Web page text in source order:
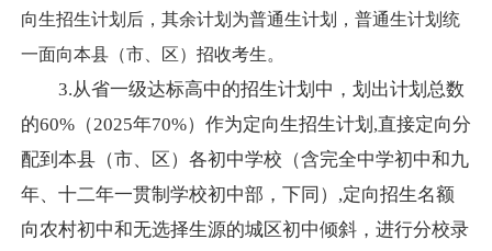
向生招生计划后，其余计划为普通生计划，普通生计划统
一面向本县（市、区）招收考生。
3.从省一级达标高中的招生计划中，划出计划总数
的60%（2025年70%）作为定向生招生计划 ,直接定向分
配到本县（市、区）各初中学校（含完全中学初中和九
年、十二年一贯制学校初中部，下同 ） ,定向招生名额
向农村初中和无选择生源的城区初中倾斜，进行分校录